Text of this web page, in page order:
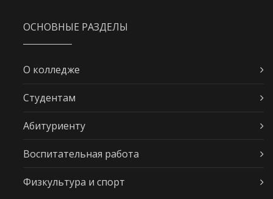
ОСНОВНЫЕ РАЗДЕЛЫ
О колледже
Студентам
Абитуриенту
Воспитательная работа
Физкультура и спорт